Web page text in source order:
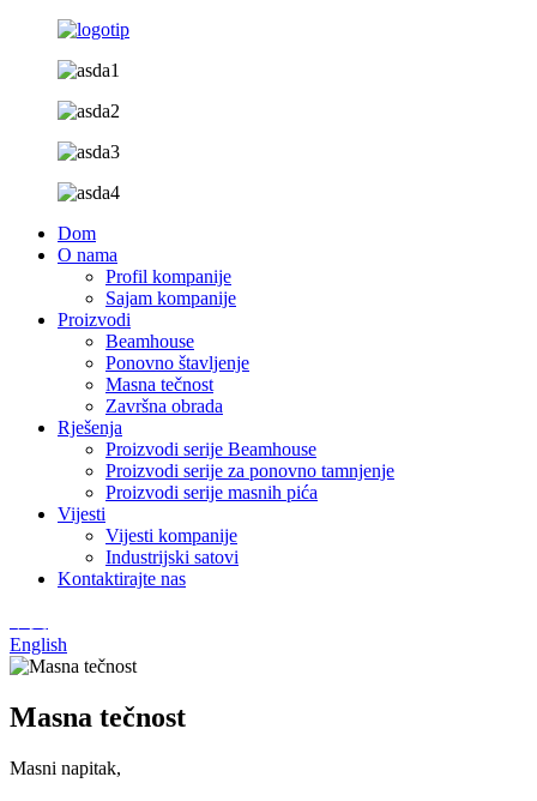
Dom
O nama
Profil kompanije
Sajam kompanije
Proizvodi
Beamhouse
Ponovno štavljenje
Masna tečnost
Završna obrada
Rješenja
Proizvodi serije Beamhouse
Proizvodi serije za ponovno tamnjenje
Proizvodi serije masnih pića
Vijesti
Vijesti kompanije
Industrijski satovi
Kontaktirajte nas
English
Masna tečnost
Masni napitak,